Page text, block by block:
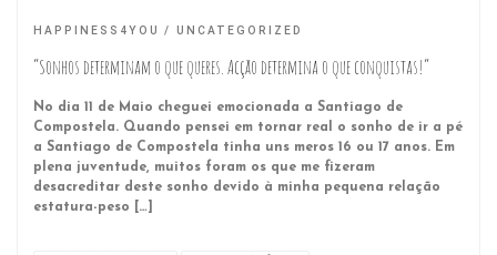
HAPPINESS4YOU UNCATEGORIZED
“Sonhos determinam o que queres. Acção determina o que conquistas!”
No dia 11 de Maio cheguei emocionada a Santiago de
Compostela. Quando pensei em tornar real o sonho de ir a pé
a Santiago de Compostela tinha uns meros 16 ou 17 anos. Em
plena juventude, muitos foram os que me fizeram
desacreditar deste sonho devido à minha pequena relação
estatura-peso […]